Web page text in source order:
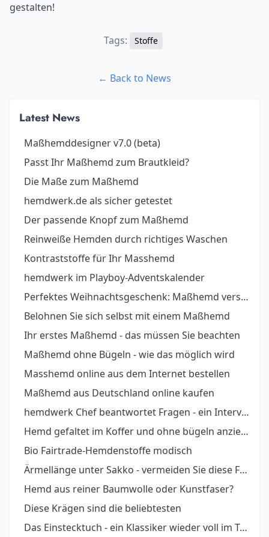
gestalten!
Tags: Stoffe
← Back to News
Latest News
Maßhemddesigner v7.0 (beta)
Passt Ihr Maßhemd zum Brautkleid?
Die Maße zum Maßhemd
hemdwerk.de als sicher getestet
Der passende Knopf zum Maßhemd
Reinweiße Hemden durch richtiges Waschen
Kontraststoffe für Ihr Masshemd
hemdwerk im Playboy-Adventskalender
Perfektes Weihnachtsgeschenk: Maßhemd verschenken, so geht´s.
Belohnen Sie sich selbst mit einem Maßhemd
Ihr erstes Maßhemd - das müssen Sie beachten
Maßhemd ohne Bügeln - wie das möglich wird
Masshemd online aus dem Internet bestellen
Maßhemd aus Deutschland online kaufen
hemdwerk Chef beantwortet Fragen - ein Interview
Hemd gefaltet im Koffer und ohne bügeln anziehen - So geht´s
Bio Fairtrade-Hemdenstoffe modisch
Ärmellänge unter Sakko - vermeiden Sie diese Fehler
Hemd aus reiner Baumwolle oder Kunstfaser?
Diese Krägen sind die beliebtesten
Das Einstecktuch - ein Klassiker wieder voll im Trend